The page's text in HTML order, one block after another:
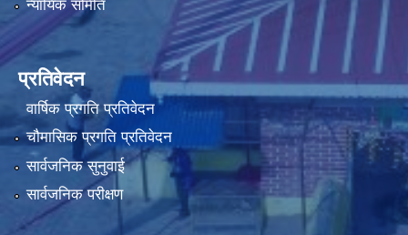
न्यायिक समिति
प्रतिवेदन
वार्षिक प्रगति प्रतिवेदन
चौमासिक प्रगति प्रतिवेदन
सार्वजनिक सुनुवाई
सार्वजनिक परीक्षण